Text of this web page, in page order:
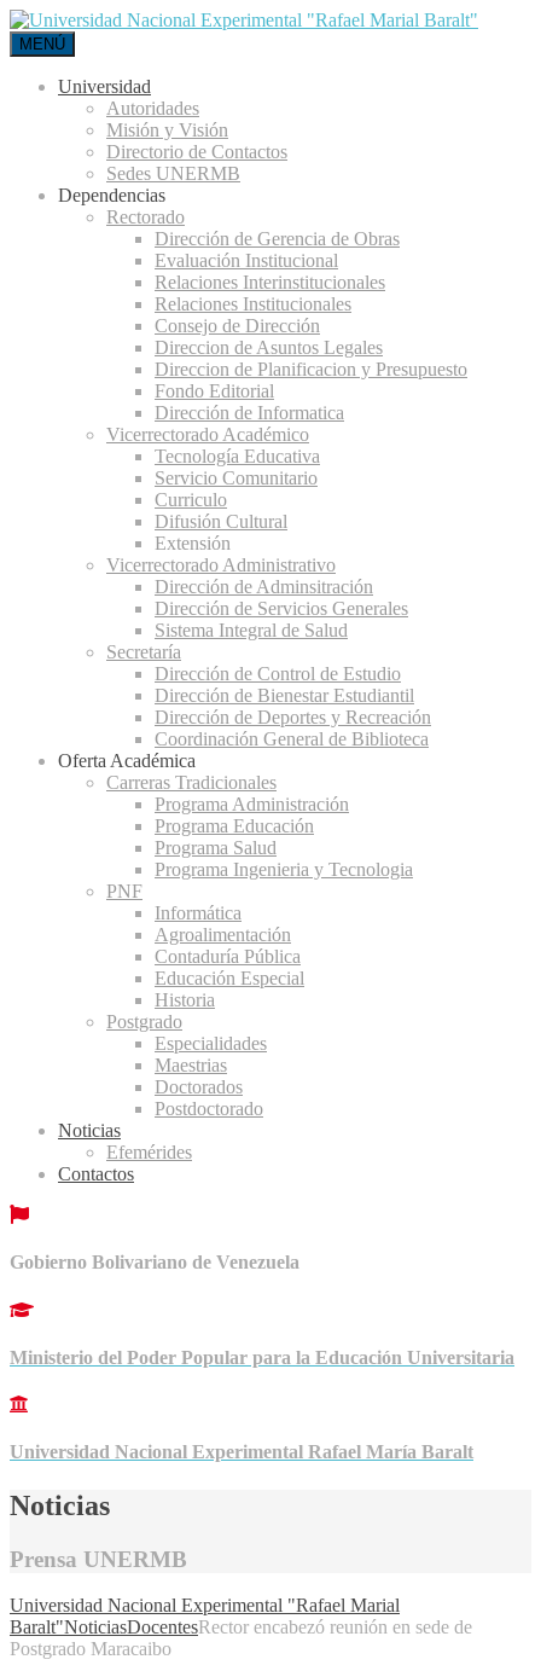
MENÚ
Universidad
Autoridades
Misión y Visión
Directorio de Contactos
Sedes UNERMB
Dependencias
Rectorado
Dirección de Gerencia de Obras
Evaluación Institucional
Relaciones Interinstitucionales
Relaciones Institucionales
Consejo de Dirección
Direccion de Asuntos Legales
Direccion de Planificacion y Presupuesto
Fondo Editorial
Dirección de Informatica
Vicerrectorado Académico
Tecnología Educativa
Servicio Comunitario
Curriculo
Difusión Cultural
Extensión
Vicerrectorado Administrativo
Dirección de Adminsitración
Dirección de Servicios Generales
Sistema Integral de Salud
Secretaría
Dirección de Control de Estudio
Dirección de Bienestar Estudiantil
Dirección de Deportes y Recreación
Coordinación General de Biblioteca
Oferta Académica
Carreras Tradicionales
Programa Administración
Programa Educación
Programa Salud
Programa Ingenieria y Tecnologia
PNF
Informática
Agroalimentación
Contaduría Pública
Educación Especial
Historia
Postgrado
Especialidades
Maestrias
Doctorados
Postdoctorado
Noticias
Efemérides
Contactos
Gobierno Bolivariano de Venezuela
Ministerio del Poder Popular para la Educación Universitaria
Universidad Nacional Experimental Rafael María Baralt
Noticias
Prensa UNERMB
Universidad Nacional Experimental "Rafael Marial
Baralt"NoticiasDocentesRector encabezó reunión en sede de
Postgrado Maracaibo